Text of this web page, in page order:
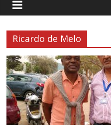
Ricardo de Melo